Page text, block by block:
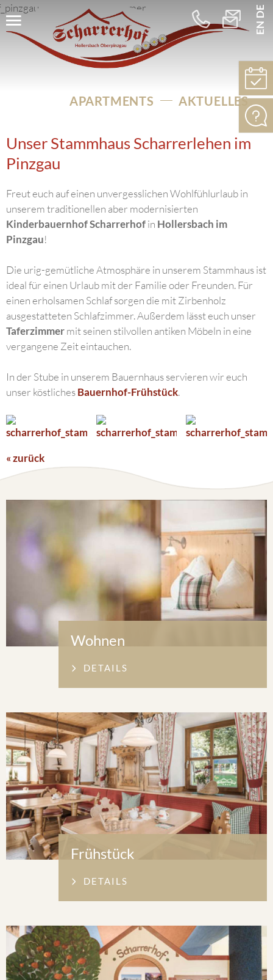
+43
EN
DE
APARTMENTS AKTUELLES
Unser Stammhaus Scharrerlehen im
Pinzgau
Freut euch auf einen unvergesslichen Wohlfühlurlaub in
unserem traditionellen aber modernisierten
Kinderbauernhof Scharrerhofin Hollersbach im
Pinzgau!
Die urig-gemütliche Atmosphäre in unserem Stammhaus ist
ideal für einen Urlaub mit der Familie oder Freunden. Für
einen erholsamen Schlaf sorgen die mit Zirbenholz
ausgestatteten Schlafzimmer. Außerdem lässt euch unser
Taferzimmermit seinen stilvollen antiken Möbeln in eine
vergangene Zeit eintauchen.
In der Stube in unserem Bauernhaus servieren wir euch
unser köstlichesBauernhof-Frühstück.
« zurück
Wohnen
DETAILS
Frühstück
DETAILS